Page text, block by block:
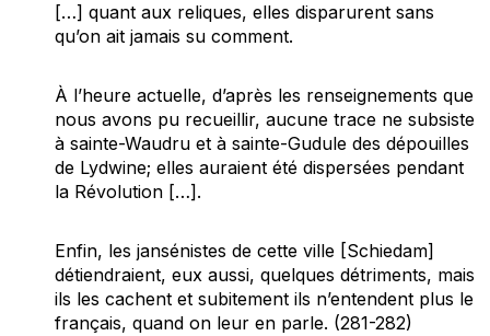
[…] quant aux reliques, elles disparurent sans
qu’on ait jamais su comment.
À l’heure actuelle, d’après les renseignements que
nous avons pu recueillir, aucune trace ne subsiste
à sainte-Waudru et à sainte-Gudule des dépouilles
de Lydwine; elles auraient été dispersées pendant
la Révolution […].
Enfin, les jansénistes de cette ville [Schiedam]
détiendraient, eux aussi, quelques détriments, mais
ils les cachent et subitement ils n’entendent plus le
français, quand on leur en parle. (281-282)